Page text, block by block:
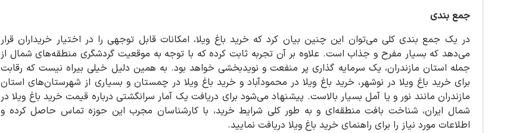
جمع بندی
در یک جمع بندی کلی می‌توان این چنین بیان کرد که خرید باغ ویلا، امکانات قابل توجهی را در اختیار خریداران قرار
می‌دهد که بسیار مفرح و جذاب است. علاوه بر آن تجربه ثابت کرده که با توجه به موقعیت گردشگری منطقه‌های شمال از
جمله استان مازندران، یک سرمایه گذاری پر منفعت و نویدبخشی خواهد بود. به همین دلیل خیلی بیراه نیست که رقابت
برای خرید باغ ویلا در نوشهر، خرید باغ ویلا در محمودآباد و خرید باغ ویلا در چمستان و بسیاری از شهرستان‌های استان
مازندران مانند نور و یا آمل بسیار بالاست. پیشنهاد می‌شود برای دریافت یک آمار سرانگشتی درباره قیمت خرید باغ ویلا در
شمال ایران، شناخت بافت منطقه‌ای و به طور کلی شرایط خرید، با کارشناسان مجرب این حوزه تماس حاصل کرده و
اطلاعات مورد نیاز را برای راهنمای خرید باغ ویلا دریافت نمایید.